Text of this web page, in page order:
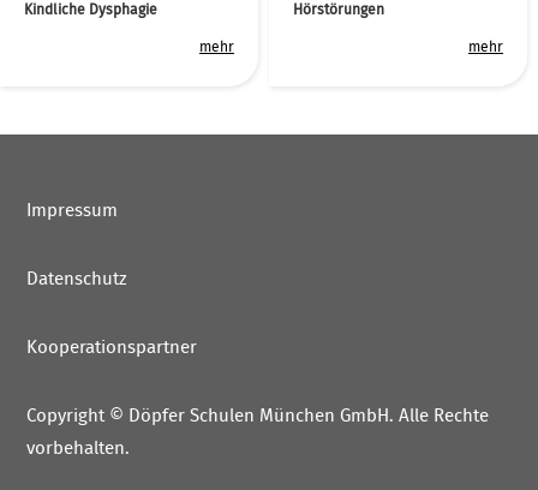
Kindliche Dysphagie
mehr
Hörstörungen
mehr
Impressum
Datenschutz
Kooperationspartner
Copyright © Döpfer Schulen München GmbH . Alle Rechte
vorbehalten.